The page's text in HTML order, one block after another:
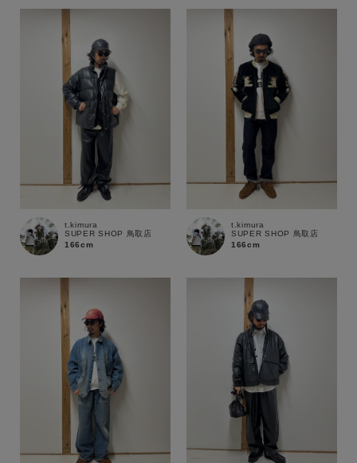
在庫あり 在庫なし含む
t.kimura
SUPER SHOP 鳥取店
166cm
t.kimura
SUPER SHOP 鳥取店
166cm